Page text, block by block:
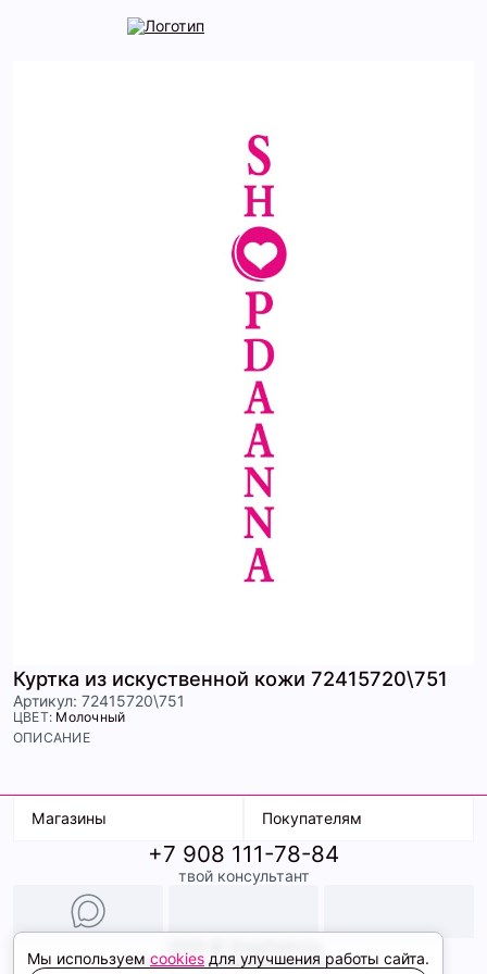
Куртка из искуственной кожи 72415720\751
Артикул: 72415720\751
ЦВЕТ: Молочный
ОПИСАНИЕ
Магазины
ТК Терминал
ТРК Континент
Покупателям
Доставка
Условия оплаты
Образы
+7 908 111-78-84
твой консультант
Политика конфиденциальности
Мы используем cookies для улучшения работы сайта.